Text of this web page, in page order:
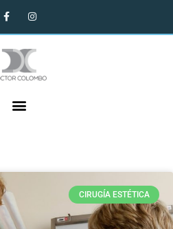
CIRUGÍA ESTÉTICA